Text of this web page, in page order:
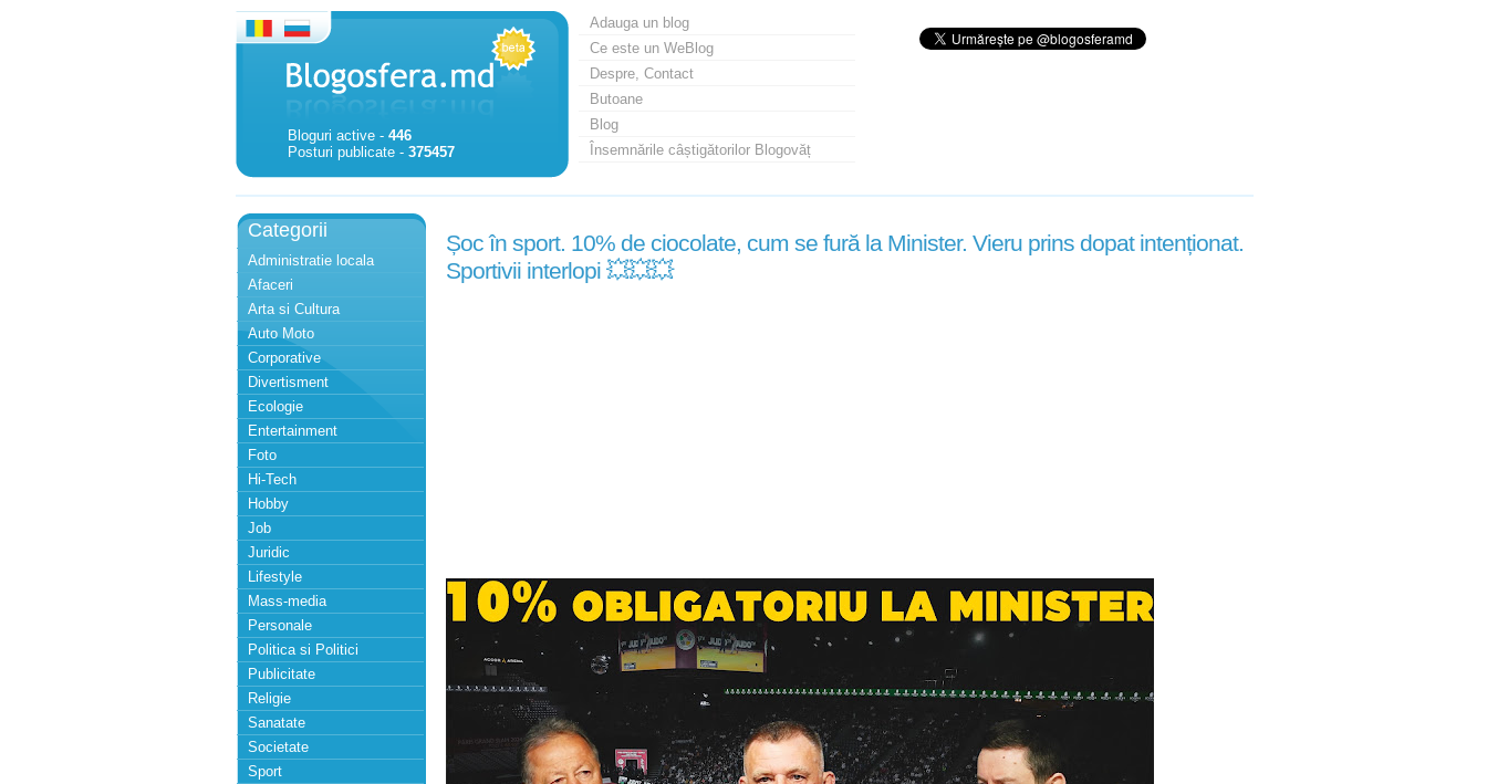
Bloguri active - 446
Posturi publicate - 375457
Adauga un blog
Ce este un WeBlog
Despre, Contact
Butoane
Blog
Însemnările câștigătorilor Blogovăț
Categorii
Administratie locala
Afaceri
Arta si Cultura
Auto Moto
Corporative
Divertisment
Ecologie
Entertainment
Foto
Hi-Tech
Hobby
Job
Juridic
Lifestyle
Mass-media
Personale
Politica si Politici
Publicitate
Religie
Sanatate
Societate
Sport
Șoc în sport. 10% de ciocolate, cum se fură la Minister. Vieru prins dopat intenționat.
Sportivii interlopi 💥💥💥